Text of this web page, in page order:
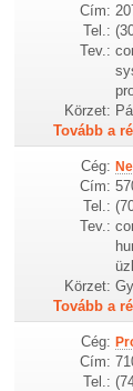
Cím:
Tel.:
Tev.:
Körzet:
Tovább a
Cég:
Cím:
Tel.:
Tev.:
Körzet:
Tovább a
Cég:
Cím:
Tel.: